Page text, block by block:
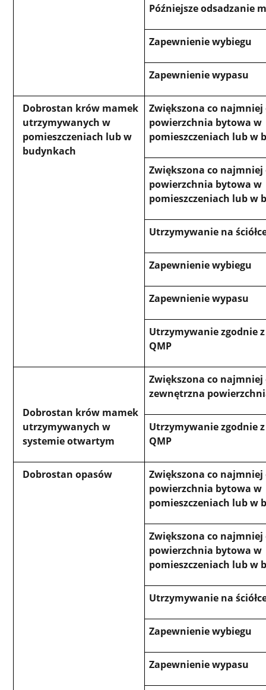
Późniejsze odsadzanie
Zapewnienie wybiegu
Zapewnienie wypasu
Dobrostan krów mamek
utrzymywanych w
pomieszczeniach lub w
budynkach
Zwiększona co najmniej
powierzchnia bytowa w
pomieszczeniach lub w
Zwiększona co najmniej
powierzchnia bytowa w
pomieszczeniach lub w
Utrzymywanie na
Zapewnienie wybiegu
Zapewnienie wypasu
Utrzymywanie zgodnie
QMP
Dobrostan krów mamek
utrzymywanych w
systemie otwartym
Zwiększona co najmniej
zewnętrzna
Utrzymywanie zgodnie
QMP
Dobrostan opasów
Zwiększona co najmniej
powierzchnia bytowa w
pomieszczeniach lub w
Zwiększona co najmniej
powierzchnia bytowa w
pomieszczeniach lub w
Utrzymywanie na
Zapewnienie wybiegu
Zapewnienie wypasu